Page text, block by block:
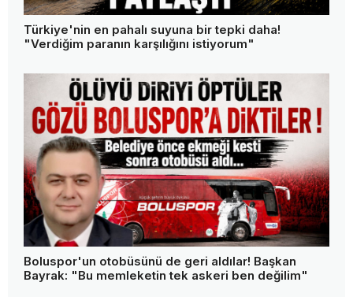
Türkiye'nin en pahalı suyuna bir tepki daha!
"Verdiğim paranın karşılığını istiyorum"
Boluspor'un otobüsünü de geri aldılar! Başkan
Bayrak: "Bu memleketin tek askeri ben değilim"